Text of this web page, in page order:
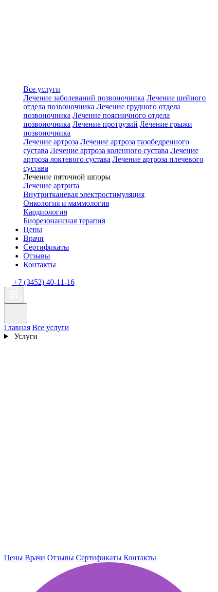
Все услуги
Лечение заболеваний позвоночника Лечение шейного
отдела позвоночника Лечение грудного отдела
позвоночника Лечение поясничного отдела
позвоночника Лечение протрузий Лечение грыжи
позвоночника
Лечение артроза Лечение артроза тазобедренного
сустава Лечение артроза коленного сустава Лечение
артроза локтевого сустава Лечение артроза плечевого
сустава
Лечение пяточной шпоры
Лечение артрита
Внутритканевая электростимуляция
Онкология и маммология
Кардиология
Биорезонансная терапия
Цены
Врачи
Сертификаты
Отзывы
Контакты
+7 (3452) 40-11-16
Главная Все услуги
Услуги
Цены Врачи Отзывы Сертификаты Контакты